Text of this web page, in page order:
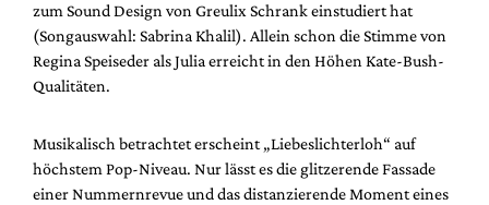
zum Sound Design von Greulix Schrank einstudiert hat
(Songauswahl: Sabrina Khalil). Allein schon die Stimme von
Regina Speiseder als Julia erreicht in den Höhen Kate-Bush-
Qualitäten.
Musikalisch betrachtet erscheint „Liebeslichterloh“ auf
höchstem Pop-Niveau. Nur lässt es die glitzerende Fassade
einer Nummernrevue und das distanzierende Moment eines